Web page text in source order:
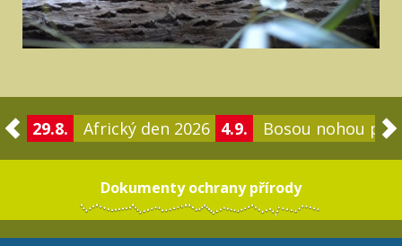
29.8. Africký den 2026 4.9. Bosou nohou po
Dokumenty ochrany přírody